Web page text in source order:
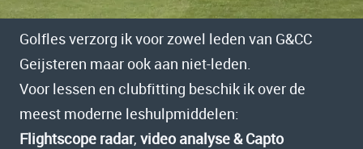
Golfles verzorg ik voor zowel leden van G&CC
Geijsteren maar ook aan niet-leden.
Voor lessen en clubfitting beschik ik over de
meest moderne leshulpmiddelen:
Flightscope radar, video analyse & Capto